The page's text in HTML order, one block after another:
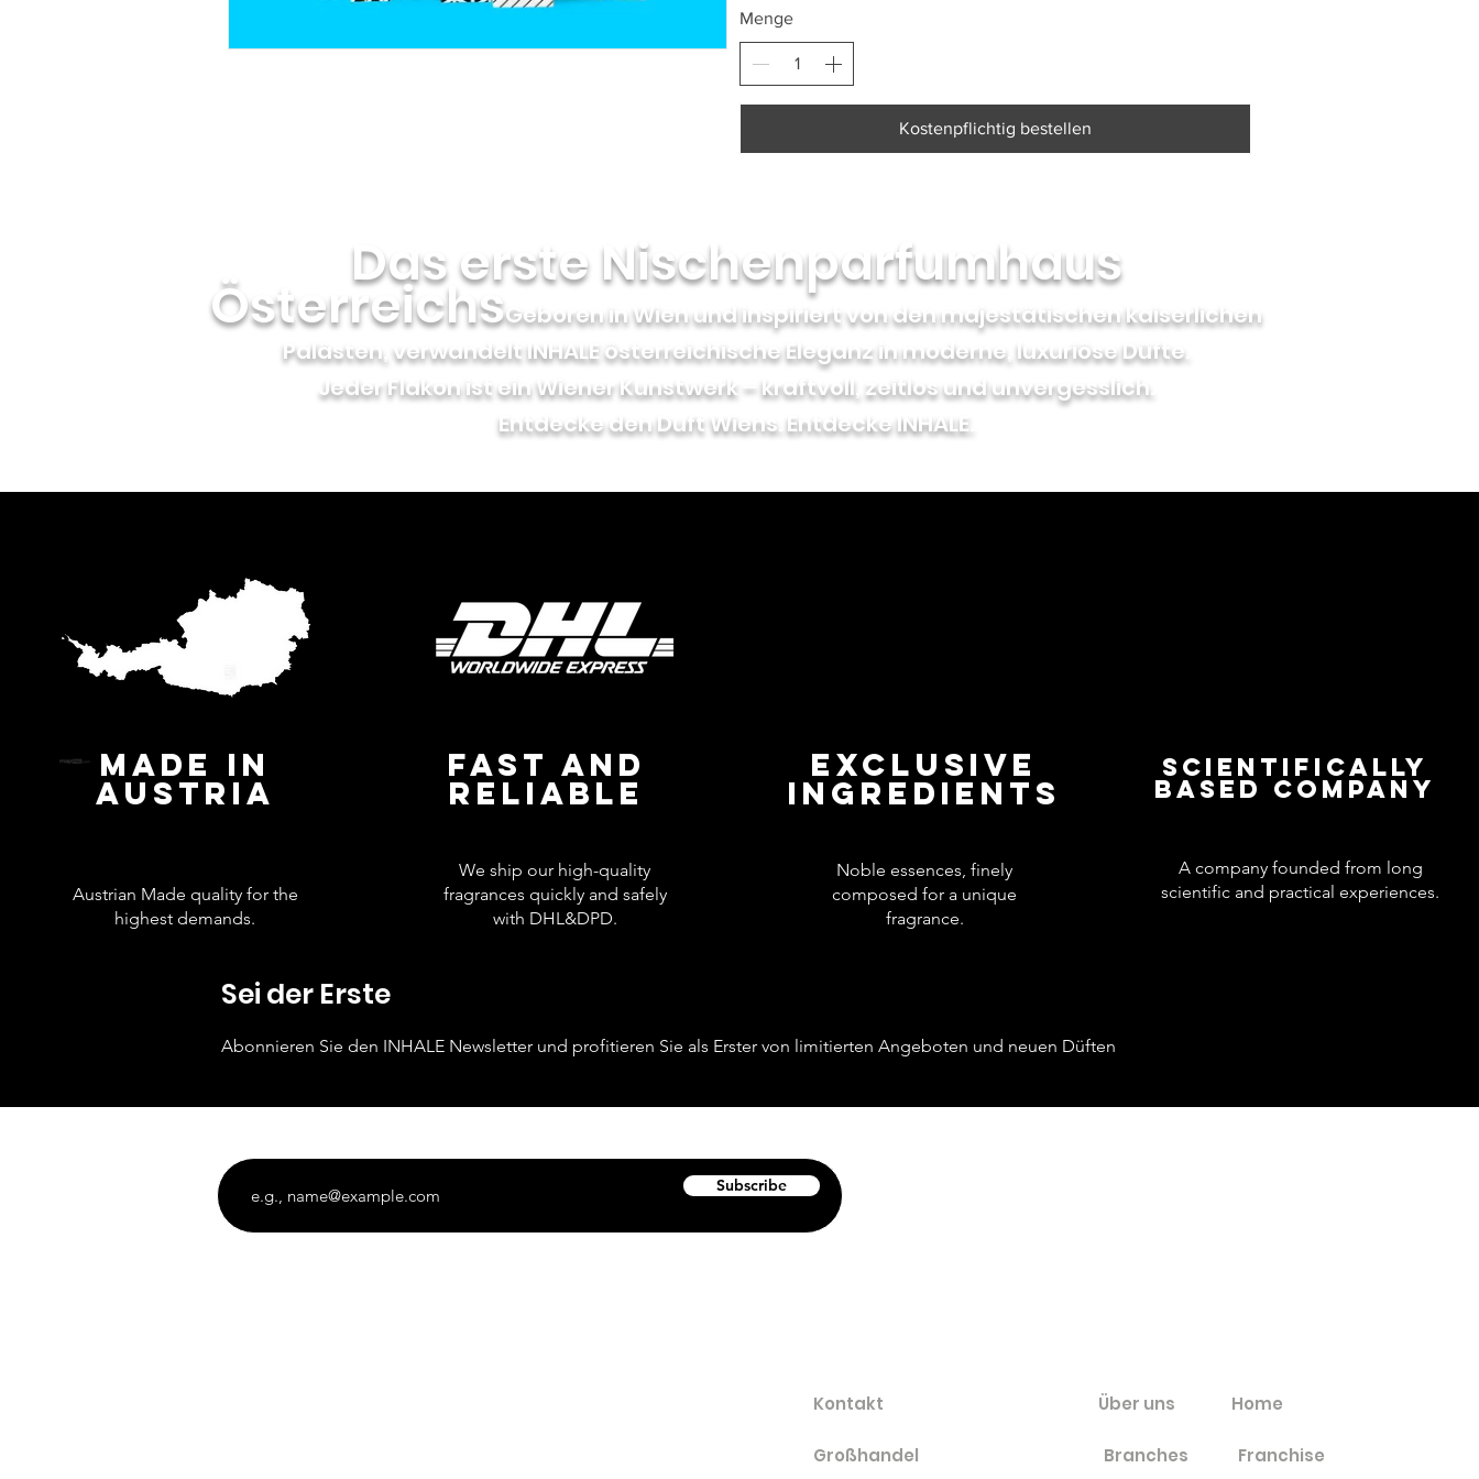
Menge
Kostenpflichtig bestellen
Das erste Nischenparfumhaus
ÖsterreichsGeboren in Wien und inspiriert von den majestätischen kaiserlichen
Palästen, verwandelt INHALE österreichische Eleganz in moderne, luxuriöse Düfte.
Jeder Flakon ist ein Wiener Kunstwerk – kraftvoll, zeitlos und unvergesslich.
Entdecke den Duft Wiens. Entdecke INHALE.
MADE IN
AUSTRIA
Austrian Made quality for the
highest demands.
FAST AND
RELIABLE
We ship our high-quality
fragrances quickly and safely
with DHL&DPD.
EXCLUSIVE
INGREDIENTS
Noble essences, finely
composed for a unique
fragrance.
Scientifically
based company
A company founded from long
scientific and practical experiences.
Sei der Erste
Abonnieren Sie den INHALE Newsletter und profitieren Sie als Erster von limitierten Angeboten und neuen Düften
Subscribe
Kontakt Über uns Home
Großhandel Branches Franchise